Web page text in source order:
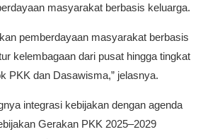
masyarakat berbasis keluarga.
pemberdayaan masyarakat berbasis
kelembagaan dari pusat hingga tingkat
PKK dan Dasawisma,” jelasnya.
integrasi kebijakan dengan agenda
Gerakan PKK 2025–2029